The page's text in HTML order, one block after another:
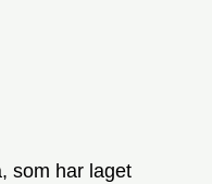
som har laget